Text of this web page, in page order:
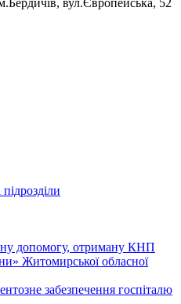
вул.Європейська, 52
допомогу, отриману КНП
Житомирської обласної
забезпечення госпіталю